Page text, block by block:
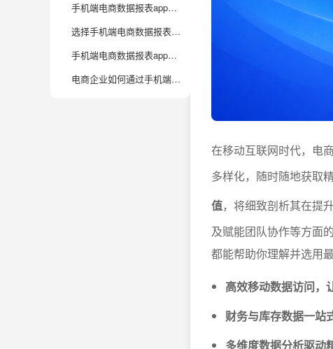
手机端电商数据报表app通常能实现哪些核心功能？
选择手机端电商数据报表app时，应该重点关注哪些因素？
手机端电商数据报表app在实际运营中有哪些高阶应用场景？
电商企业如何通过手机端数据报表app实现数据驱动的持续增长？
在移动互联网时代，电
多样化，随时随地获取
值，将细致剖析其在提
及赋能团队协作等方面
都能帮助你理解并选用
高效移动数据访问，
财务与库存数据一站
多维度数据分析驱动